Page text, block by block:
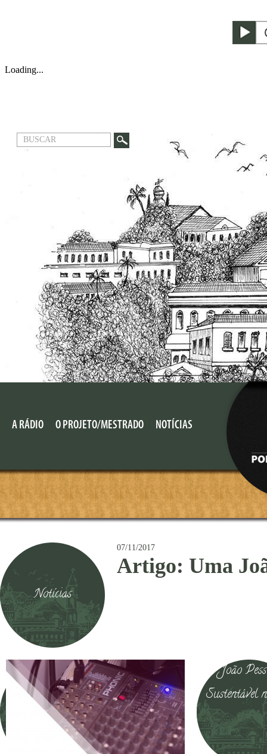
A RÁDIO O PROJETO/MESTRADO NOTÍCIAS
Notícias
07/11/2017
Artigo: Uma
João
Sustentável